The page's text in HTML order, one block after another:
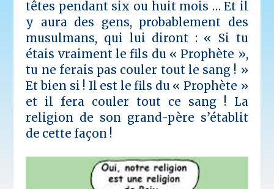
têtes pendant six ou huit mois … Et il
y aura des gens, probablement des
musulmans, qui lui diront : « Si tu
étais vraiment le fils du « Prophète »,
tu ne ferais pas couler tout le sang ! »
Et bien si ! Il est le fils du « Prophète »
et il fera couler tout ce sang ! La
religion de son grand-père s’établit
de cette façon !